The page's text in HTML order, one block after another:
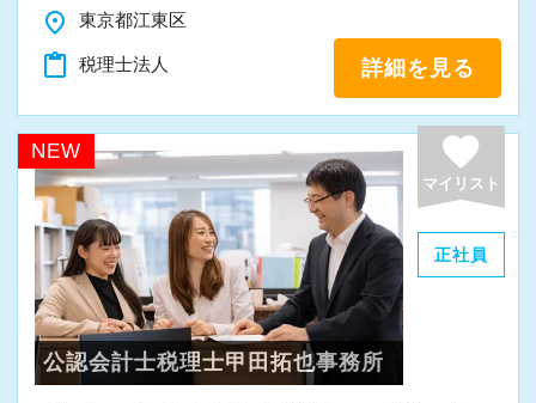
・申告書作成補助
・決算業務
・Excelを使用した集計、Wordでの文書作成
・電話、メール対応
・その他付随する業務
これまでの会計事務所や経理経験を活かしてご
活躍いただけます。
また、経験やスキルに応じて徐々に担当する業
place 東京都江東区
content_paste 税理士法人 詳細を見る
NEW favorite
マイリスト
正社員
公認会計士税理士甲田拓也事務所